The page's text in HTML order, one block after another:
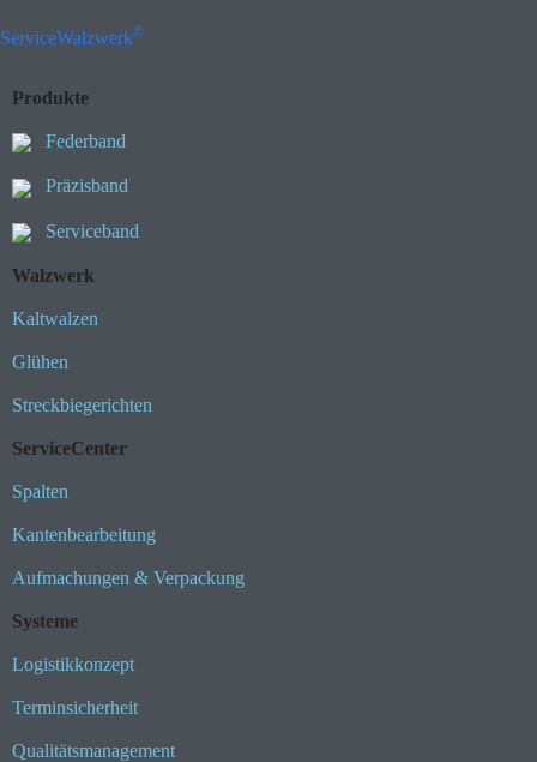
ServiceWalzwerk©
Produkte
Federband
Präzisband
Serviceband
Walzwerk
Kaltwalzen
Glühen
Streckbiegerichten
ServiceCenter
Spalten
Kantenbearbeitung
Aufmachungen & Verpackung
Systeme
Logistikkonzept
Terminsicherheit
Qualitätsmanagement